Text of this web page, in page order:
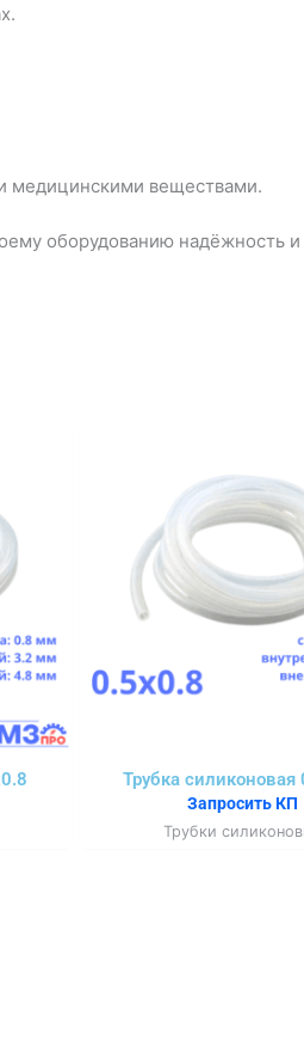
медицинскими веществами.
оборудованию надёжность
Трубка силиконовая
Запросить КП
Трубки